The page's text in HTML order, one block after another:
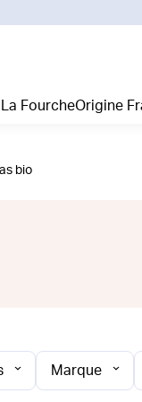
La Fourche Origine
bio
Marque